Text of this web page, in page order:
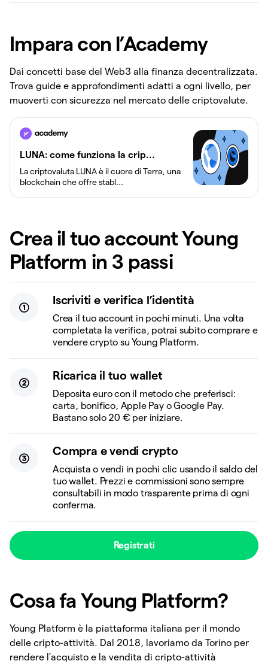
Impara con l’Academy
Dai concetti base del Web3 alla finanza decentralizzata.
Trova guide e approfondimenti adatti a ogni livello, per
muoverti con sicurezza nel mercato delle criptovalute.
LUNA: come funziona la crip...
La criptovaluta LUNA è il cuore di Terra, una
blockchain che offre stabl...
Crea il tuo account Young
Platform in 3 passi
Iscriviti e verifica l’identità
Crea il tuo account in pochi minuti. Una volta
completata la verifica, potrai subito comprare e
vendere crypto su Young Platform.
Ricarica il tuo wallet
Deposita euro con il metodo che preferisci:
carta, bonifico, Apple Pay o Google Pay.
Bastano solo 20 € per iniziare.
Compra e vendi crypto
Acquista o vendi in pochi clic usando il saldo del
tuo wallet. Prezzi e commissioni sono sempre
consultabili in modo trasparente prima di ogni
conferma.
Registrati
Cosa fa Young Platform?
Young Platform è la piattaforma italiana per il mondo
delle cripto-attività. Dal 2018, lavoriamo da Torino per
rendere l'acquisto e la vendita di cripto-attività